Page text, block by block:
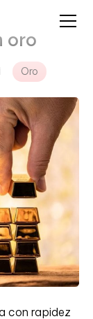
oro
Oro
con rapidez